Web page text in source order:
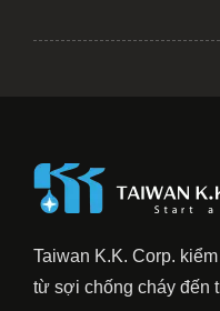
Taiwan K.K. Corp.
từ sợi chống cháy đến